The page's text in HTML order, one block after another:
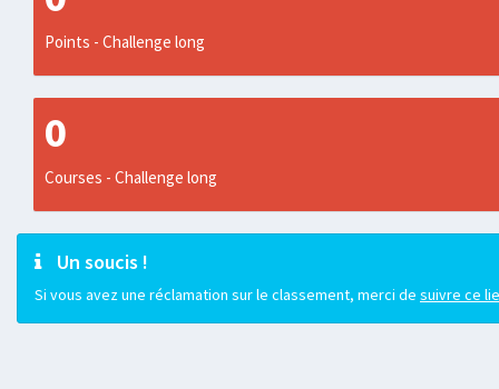
Points - Challenge long
0
Courses - Challenge long
Un soucis !
Si vous avez une réclamation sur le classement, merci de suivre ce